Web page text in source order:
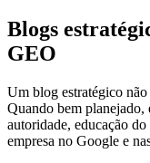
Blogs
GEO
Um blog estratégico não
Quando bem planejado,
autoridade, educação
empresa no Google e